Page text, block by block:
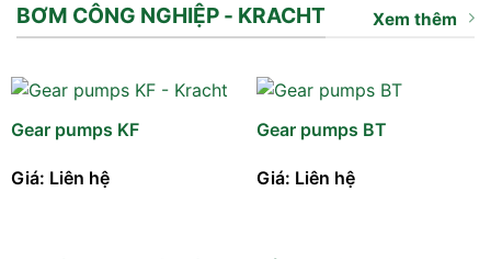
BƠM CÔNG NGHIỆP - KRACHT Xem thêm
Gear pumps KF
Giá: Liên hệ
Gear pumps BT
Giá: Liên hệ